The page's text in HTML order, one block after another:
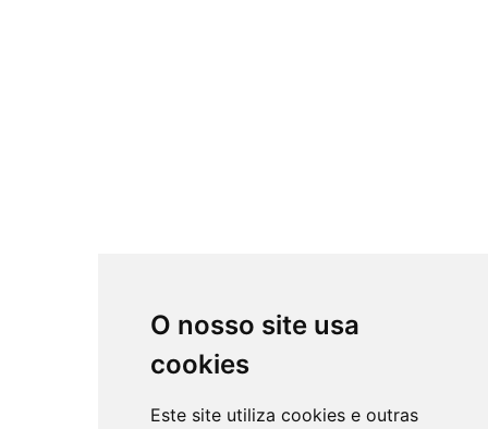
O nosso site usa
cookies
Este site utiliza cookies e outras